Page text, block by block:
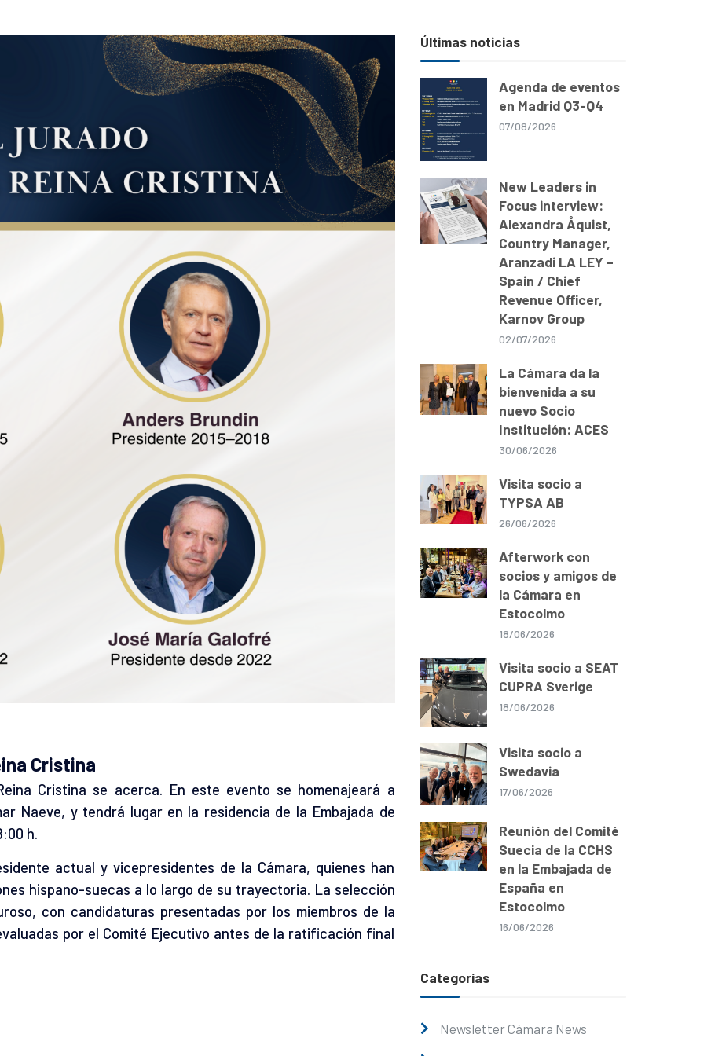
Cristina
Cristina se acerca. En este evento se homenajeará a
Naeve, y tendrá lugar en la residencia de la Embajada de
h.
actual y vicepresidentes de la Cámara, quienes han
hispano-suecas a lo largo de su trayectoria. La selección
con candidaturas presentadas por los miembros de la
por el Comité Ejecutivo antes de la ratificación final
Últimas noticias
Agenda de eventos
en Madrid Q3-Q4
07/08/2026
New Leaders in
Focus interview:
Alexandra Åquist,
Country Manager,
Aranzadi LA LEY –
Spain / Chief
Revenue Officer,
Karnov Group
02/07/2026
La Cámara da la
bienvenida a su
nuevo Socio
Institución: ACES
30/06/2026
Visita socio a
TYPSA AB
26/06/2026
Afterwork con
socios y amigos de
la Cámara en
Estocolmo
18/06/2026
Visita socio a SEAT
CUPRA Sverige
18/06/2026
Visita socio a
Swedavia
17/06/2026
Reunión del Comité
Suecia de la CCHS
en la Embajada de
España en
Estocolmo
16/06/2026
Categorías
Newsletter Cámara News